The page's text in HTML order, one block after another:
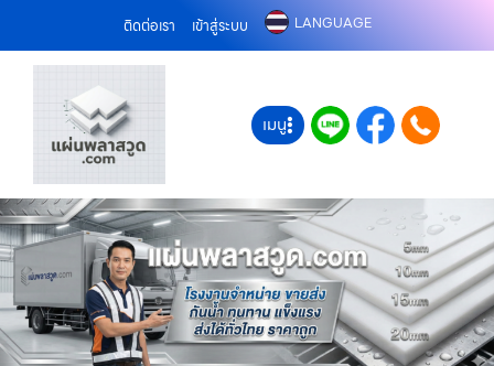
ติดต่อเรา เข้าสู่ระบบ LANGUAGE
เมนู